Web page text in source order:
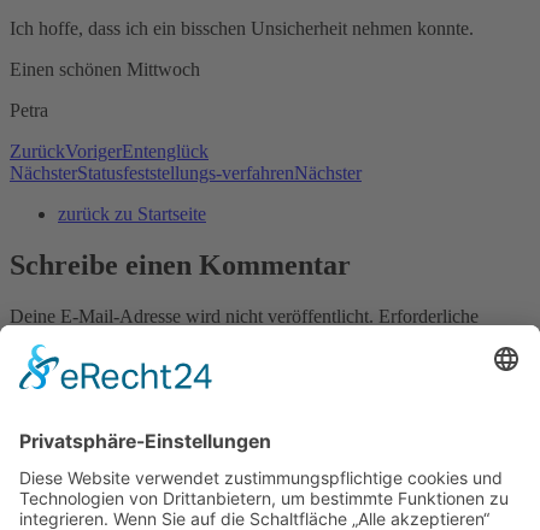
Ich hoffe, dass ich ein bisschen Unsicherheit nehmen konnte.
Einen schönen Mittwoch
Petra
ZurückVorigerEntenglück
NächsterStatusfeststellungs-verfahrenNächster
zurück zu Startseite
Schreibe einen Kommentar
Deine E-Mail-Adresse wird nicht veröffentlicht. Erforderliche
Kommentar*